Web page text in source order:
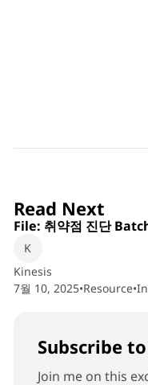
Read Next
File: 취약점 진단
Kinesis
7월 10, 2025•Resource•
Subscribe
Join me on this